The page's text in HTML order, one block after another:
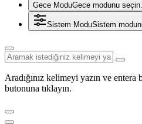
Gece ModuGece modunu seçin.
Sistem ModuSistem
Aradığınız kelimeyi yazın ve entera
butonuna tıklayın.